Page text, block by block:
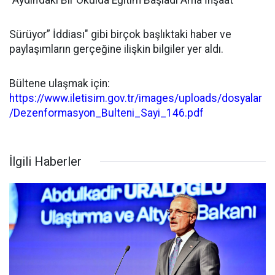
Sürüyor” İddiası" gibi birçok başlıktaki haber ve
paylaşımların gerçeğine ilişkin bilgiler yer aldı.
Bültene ulaşmak için:
https://www.iletisim.gov.tr/images/uploads/dosyalar
/Dezenformasyon_Bulteni_Sayi_146.pdf
İlgili Haberler